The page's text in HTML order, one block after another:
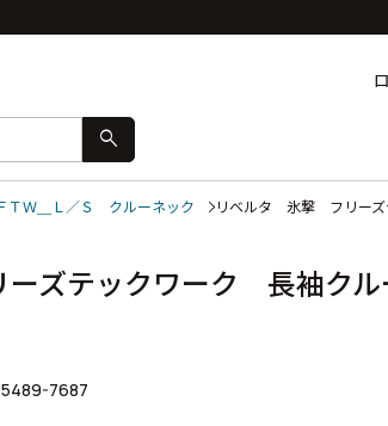
search
ＴＷ＿Ｌ／Ｓ クルーネック リベルタ 氷撃 フリー
ズテックワーク 長袖ク
7687